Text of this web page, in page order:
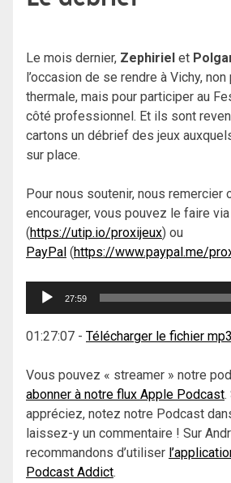
Le mois dernier, Zephiriel et
l’occasion de se rendre à Vichy, non
thermale, mais pour participer au
côté professionnel. Et ils sont
cartons un débrief des jeux
sur place.
Pour nous soutenir, nous remercier
encourager, vous pouvez le faire via
(https://utip.io/proxijeux) ou
PayPal (https://www.paypal.me/
Lecteur
27:59
01:27:07 - Télécharger le fichier mp3
Vous pouvez « streamer » notre
abonner à notre flux Apple Podcast.
appréciez, notez notre Podcast
laissez-y un commentaire ! Sur
recommandons d’utiliser
Podcast Addict.